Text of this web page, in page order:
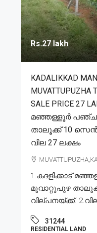
Rs.27 lakh
KADALIKKAD
MUVATTUPUZHA
SALE PRICE 27
മഞ്ഞള്ളൂർ
താലൂക്ക് 10
വില 27 ലക്ഷം
1.കദളിക്കാട്
മൂവാറ്റുപുഴ
വില്പനയ്ക്ക്.
31244
RESIDENTIAL LAND